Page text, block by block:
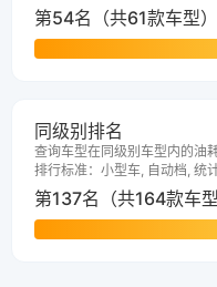
第54名（共61款车型）
同级别排名
查询车型在同级别车型内的油
排行标准：小型车, 自动档, 统
第137名（共164款车型